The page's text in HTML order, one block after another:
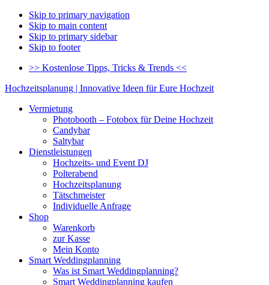
Skip to primary navigation
Skip to main content
Skip to primary sidebar
Skip to footer
>> Kostenlose Tipps, Tricks & Trends <<
Hochzeitsplanung | Innovative Ideen für Eure Hochzeit
Vermietung
Photobooth – Fotobox für Deine Hochzeit
Candybar
Saltybar
Dienstleistungen
Hochzeits- und Event DJ
Polterabend
Hochzeitsplanung
Tätschmeister
Individuelle Anfrage
Shop
Warenkorb
zur Kasse
Mein Konto
Smart Weddingplanning
Was ist Smart Weddingplanning?
Smart Weddingplanning kaufen